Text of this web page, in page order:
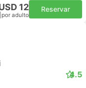
12
por adulto
Reservar
4.5